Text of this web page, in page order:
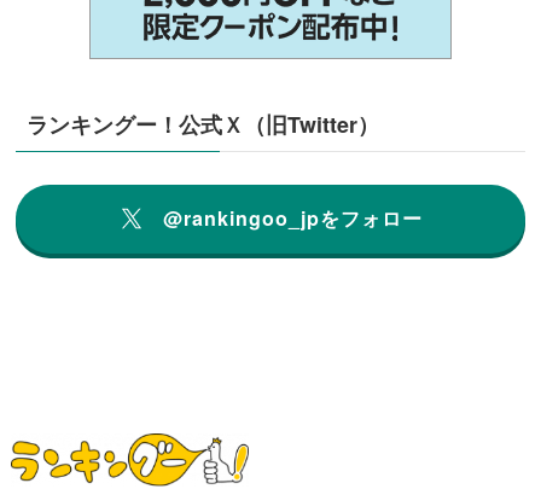
ランキングー！公式Ｘ（旧Twitter）
@rankingoo_jpをフォロー